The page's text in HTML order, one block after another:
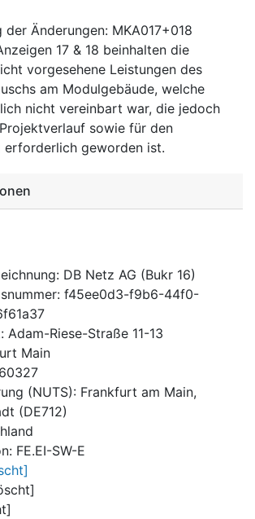
der Änderungen: MKA017+018
17 & 18 beinhalten die
vorgesehene Leistungen des
am Modulgebäude, welche
nicht vereinbart war, die jedoch
sowie für den
geworden ist.
: DB Netz AG (Bukr 16)
: f45ee0d3-f9b6-44f0-
: Adam-Riese-Straße 11-13
Main
60327
(NUTS): Frankfurt am Main,
(DE712)
: FE.EI-SW-E